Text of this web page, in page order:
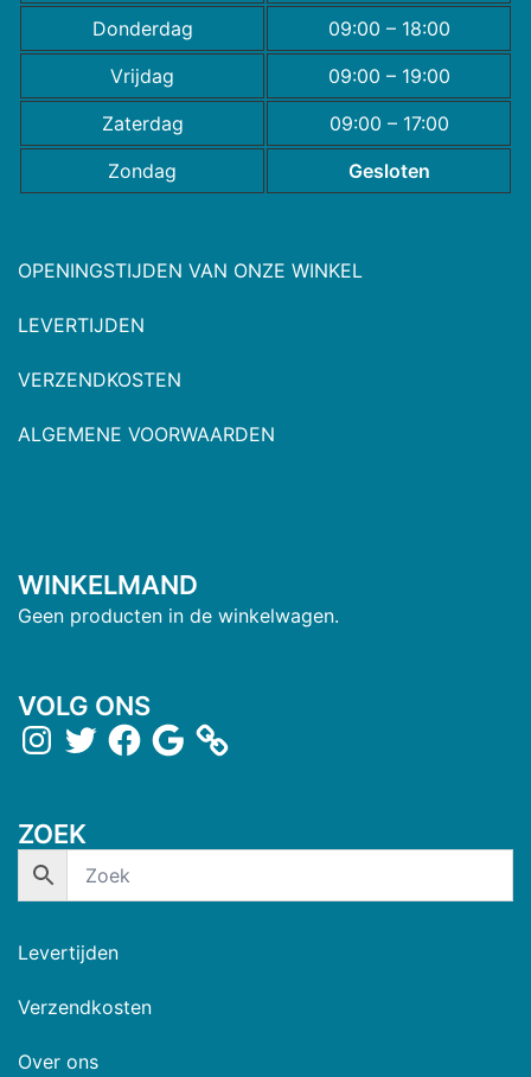
Donderdag
09:00 – 18:00
Vrijdag
09:00 – 19:00
Zaterdag
09:00 – 17:00
Zondag
Gesloten
OPENINGSTIJDEN VAN ONZE WINKEL
LEVERTIJDEN
VERZENDKOSTEN
ALGEMENE VOORWAARDEN
WINKELMAND
Geen producten in de winkelwagen.
VOLG ONS
ZOEK
Levertijden
Verzendkosten
Over ons